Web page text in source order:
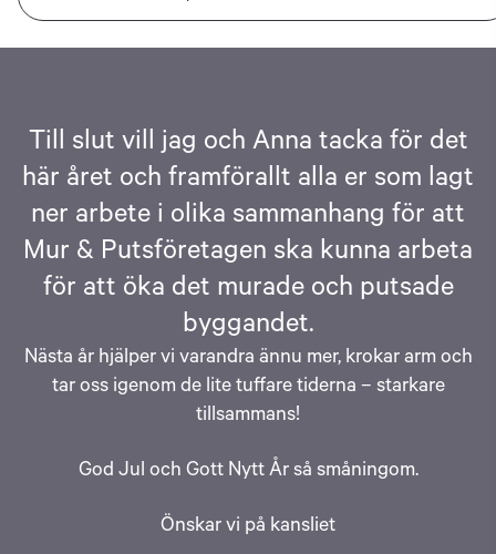
Till slut vill jag och Anna tacka för det
här året och framförallt alla er som lagt
ner arbete i olika sammanhang för att
Mur & Putsföretagen ska kunna arbeta
för att öka det murade och putsade
byggandet.
Nästa år hjälper vi varandra ännu mer, krokar arm och
tar oss igenom de lite tuffare tiderna – starkare
tillsammans!
God Jul och Gott Nytt År så småningom.
Önskar vi på kansliet